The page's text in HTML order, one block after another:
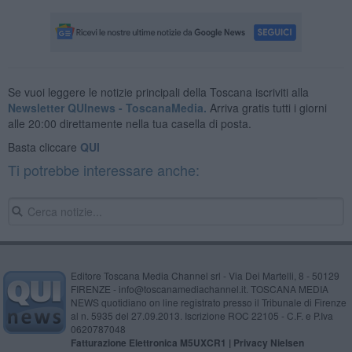
Se vuoi leggere le notizie principali della Toscana iscriviti alla
Newsletter QUInews - ToscanaMedia. Arriva gratis tutti i giorni
alle 20:00 direttamente nella tua casella di posta.
Basta cliccare QUI
Ti potrebbe interessare anche:
Editore Toscana Media Channel srl - Via Dei Martelli, 8 - 50129
FIRENZE - info@toscanamediachannel.it. TOSCANA MEDIA
NEWS quotidiano on line registrato presso il Tribunale di Firenze
al n. 5935 del 27.09.2013. Iscrizione ROC 22105 - C.F. e P.Iva
0620787048
Fatturazione Elettronica M5UXCR1 | Privacy Nielsen